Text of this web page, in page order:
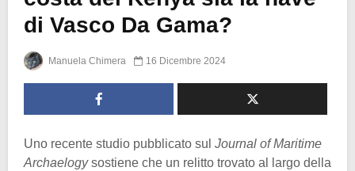
di Vasco Da Gama?
Manuela Chimera 16 Dicembre 2024
Uno recente studio pubblicato sul Journal of Maritime
Archaelogysostiene che un relitto trovato al largo della